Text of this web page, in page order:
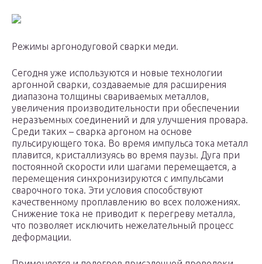
Режимы аргонодуговой сварки меди.
Сегодня уже используются и новые технологии
аргонной сварки, создаваемые для расширения
диапазона толщины свариваемых металлов,
увеличения производительности при обеспечении
неразъемных соединений и для улучшения провара.
Среди таких – сварка аргоном на основе
пульсирующего тока. Во время импульса тока металл
плавится, кристаллизуясь во время паузы. Дуга при
постоянной скорости или шагами перемещается, а
перемещения синхронизируются с импульсами
сварочного тока. Эти условия способствуют
качественному проплавлению во всех положениях.
Снижение тока не приводит к перегреву металла,
что позволяет исключить нежелательный процесс
деформации.